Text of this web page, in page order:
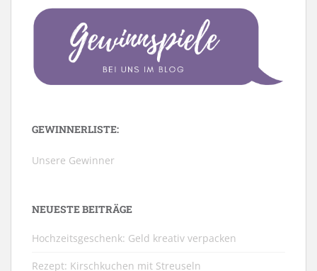
GEWINNERLISTE:
Unsere Gewinner
NEUESTE BEITRÄGE
Hochzeitsgeschenk: Geld kreativ verpacken
Rezept: Kirschkuchen mit Streuseln